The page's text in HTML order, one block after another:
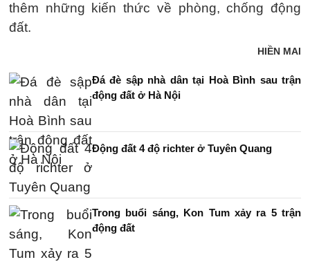
thêm những kiến thức về phòng, chống động
đất.
HIỀN MAI
Đá đè sập nhà dân tại Hoà Bình sau trận
động đất ở Hà Nội
Động đất 4 độ richter ở Tuyên Quang
Trong buổi sáng, Kon Tum xảy ra 5 trận
động đất